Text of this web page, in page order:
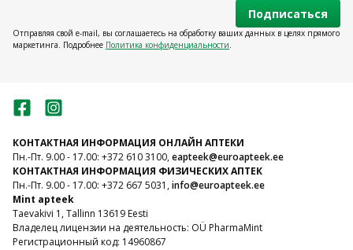
Подписаться
Отправляя свой e-mail, вы соглашаетесь на обработку ваших данных в целях прямого
маркетинга. Подробнее Политика конфиденциальности.
КОНТАКТНАЯ ИНФОРМАЦИЯ ОНЛАЙН АПТЕКИ
Пн.-Пт. 9.00 - 17.00: +372 610 3100,eapteek@euroapteek.ee
КОНТАКТНАЯ ИНФОРМАЦИЯ ФИЗИЧЕСКИХ АПТЕК
Пн.-Пт. 9.00 - 17.00: +372 667 5031,info@euroapteek.ee
Mint apteek
Taevakivi 1, Tallinn 13619 Eesti
Владелец лицензии на деятельность: OÜ PharmaMint
Регистрационный код: 14960867